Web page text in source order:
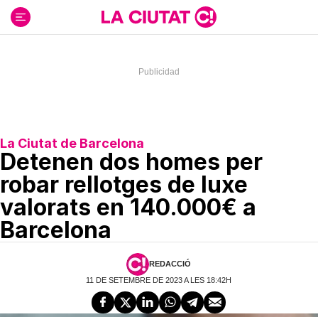
contenido
La Ciutat de Barcelona
Detenen dos homes per
robar rellotges de luxe
valorats en 140.000€ a
Barcelona
REDACCIÓ
11 DE SETEMBRE DE 2023 A LES 18:42H